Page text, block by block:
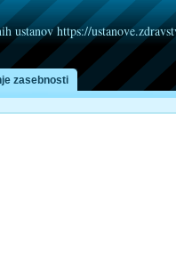
ustanov https://
zasebnosti